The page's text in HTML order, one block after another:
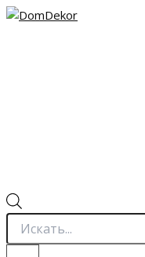
Перейти
Поиск
товаров